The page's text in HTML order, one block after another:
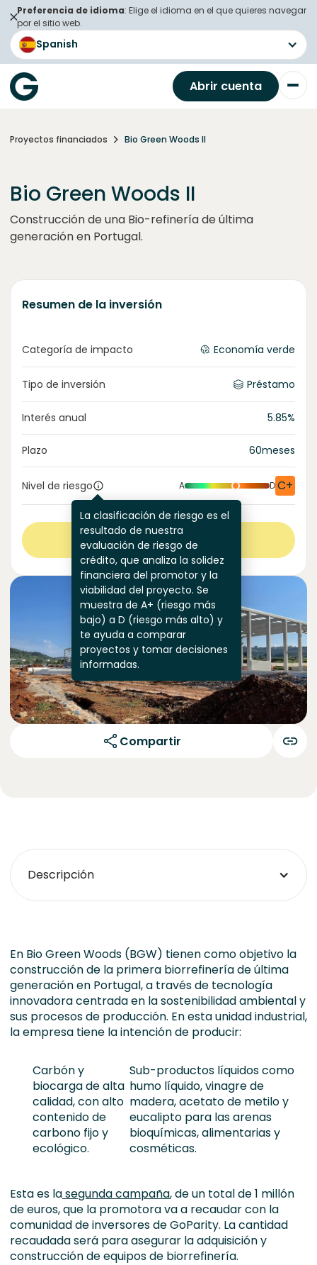
Preferencia de idioma: Elige el idioma en el que quieres navegar
por el sitio web.
Spanish
Abrir cuenta
Proyectos financiados Bio Green Woods II
Bio Green Woods II
Construcción de una Bio-refinería de última
generación en Portugal.
Resumen de la inversión
Categoría de impacto Economía verde
Tipo de inversión Préstamo
Interés anual 5.85%
Plazo 60meses
Nivel de riesgo
La clasificación de riesgo es el
resultado de nuestra
evaluación de riesgo de
crédito, que analiza la solidez
financiera del promotor y la
viabilidad del proyecto. Se
muestra de A+ (riesgo más
bajo) a D (riesgo más alto) y
te ayuda a comparar
proyectos y tomar decisiones
informadas.
A DC+
Ver más
Compartir
Descripción
En Bio Green Woods (BGW) tienen como objetivo la
construcción de la primera biorrefinería de última
generación en Portugal, a través de tecnología
innovadora centrada en la sostenibilidad ambiental y
sus procesos de producción. En esta unidad industrial,
la empresa tiene la intención de producir:
Carbón y
biocarga de alta
calidad, con alto
contenido de
carbono fijo y
ecológico.
Sub-productos líquidos como
humo líquido, vinagre de
madera, acetato de metilo y
eucalipto para las arenas
bioquímicas, alimentarias y
cosméticas.
Esta es lasegunda campaña, de un total de 1 millón
de euros, que la promotora va a recaudar con la
comunidad de inversores de GoParity. La cantidad
recaudada será para asegurar la adquisición y
construcción de equipos de biorrefinería.